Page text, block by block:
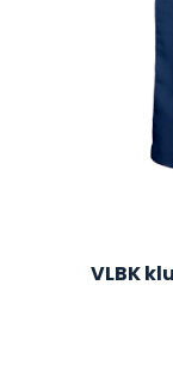
VLBK